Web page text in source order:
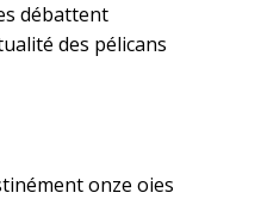
débattent
des pélicans
onze oies